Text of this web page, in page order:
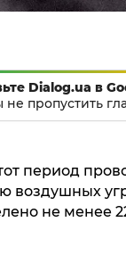
Dialog.ua в
не пропустить
период
воздушных
не менее